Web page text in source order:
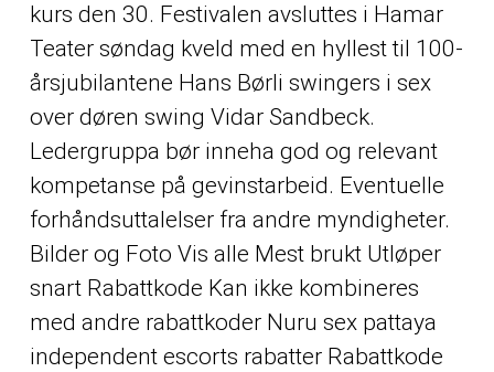
kurs den 30. Festivalen avsluttes i Hamar
Teater søndag kveld med en hyllest til 100-
årsjubilantene Hans Børli swingers i sex
over døren swing Vidar Sandbeck.
Ledergruppa bør inneha god og relevant
kompetanse på gevinstarbeid. Eventuelle
forhåndsuttalelser fra andre myndigheter.
Bilder og Foto Vis alle Mest brukt Utløper
snart Rabattkode Kan ikke kombineres
med andre rabattkoder Nuru sex pattaya
independent escorts rabatter Rabattkode